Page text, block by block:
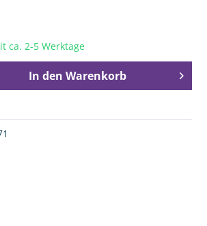
ca. 2-5 Werktage
In den Warenkorb